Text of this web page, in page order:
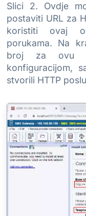
Slici 2. Ovdje
postaviti URL za
koristiti ovaj
porukama. Na
broj za ovu
konfiguracijom,
stvorili HTTP